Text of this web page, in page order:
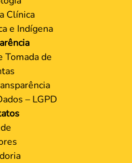
Clínica
e Indígena
Tomada de
– LGPD